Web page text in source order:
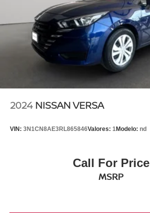
2024 NISSAN VERSA
VIN: 3N1CN8AE3RL865846Valores: 1Modelo: nd
Call For Price
MSRP